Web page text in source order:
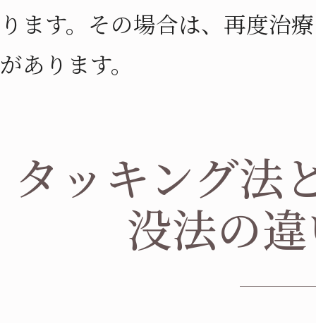
ります。その場合は、再度治
があります。
タッキング法
没法の